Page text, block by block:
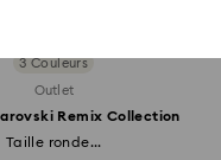
3 Couleurs
Outlet
Remix Collection
Taille ronde...